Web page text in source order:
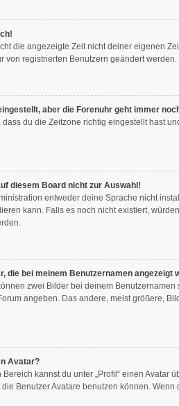
die angezeigte Zeit nicht deiner eigenen
von registrierten Benutzern geändert
aber die Forenuhr geht immer
du die Zeitzone richtig eingestellt hast
diesem Board nicht zur Auswahl!
entweder deine Sprache nicht
kann. Falls es noch nicht existiert,
die bei meinem Benutzernamen angezeigt
zwei Bilder bei deinem
angeben. Das andere, meist größere,
Avatar?
Bereich kannst du unter „Profil“ einen
Benutzer Avatare benutzen können.